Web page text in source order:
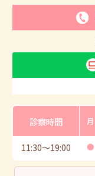
診察時間 月
11:30〜19:00 ●